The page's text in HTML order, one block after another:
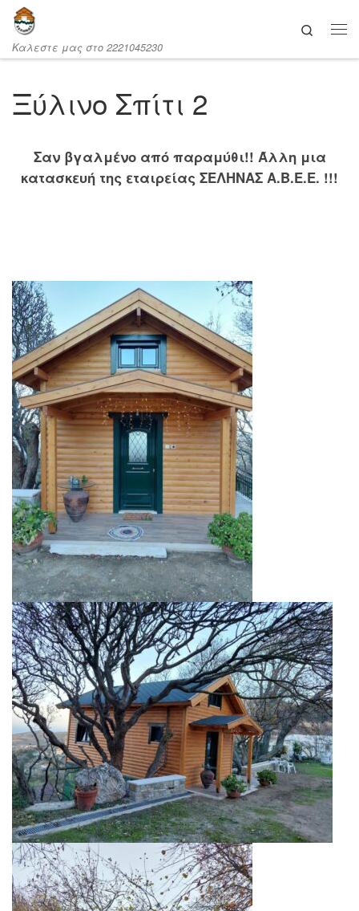
Μετάβαση στο περιεχόμενο
Καλεστε μας στο 2221045230
Search
Ξύλινο Σπίτι 2
Σαν βγαλμένο από παραμύθι!! Άλλη μια
κατασκευή της εταιρείας ΣΕΛΗΝΑΣ Α.Β.Ε.Ε. !!!